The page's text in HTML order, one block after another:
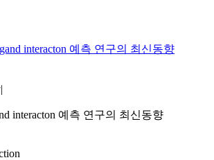
|
interacton 예측 연구의 최신동향